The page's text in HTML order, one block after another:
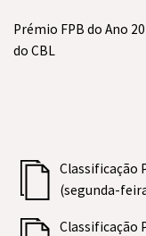
Prémio FPB do Ano
do CBL
Classificação
(segunda-
Classificação